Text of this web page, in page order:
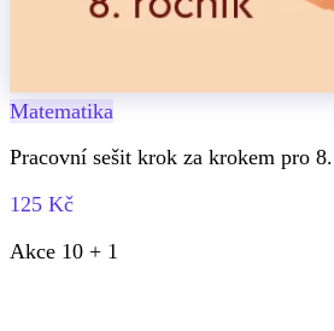
Matematika
Pracovní sešit krok za krokem pro
125 Kč
Akce 10 + 1